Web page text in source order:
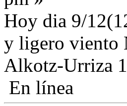
Hoy dia 9/
y ligero viento
Alkotz-Urriza
En línea